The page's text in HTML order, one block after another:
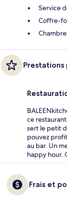
Service
Coffre-
ce
sert le petit
pouvez
au bar. Un
happy hour.
Frais et